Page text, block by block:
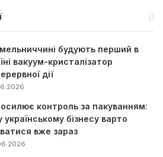
будують перший в
вакуум-кристалізатор
дії
контроль за пакуванням:
українському бізнесу варто
вже зараз